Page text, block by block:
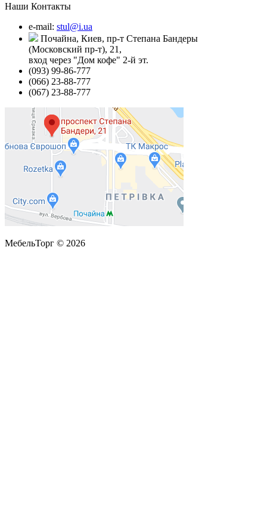
Наши Контакты
e-mail: stul@i.ua
Почайна, Киев, пр-т Степана Бандеры
(Московский пр-т), 21,
вход через "Дом кофе" 2-й эт.
(093) 99-86-777
(066) 23-88-777
(067) 23-88-777
МебельТорг © 2026